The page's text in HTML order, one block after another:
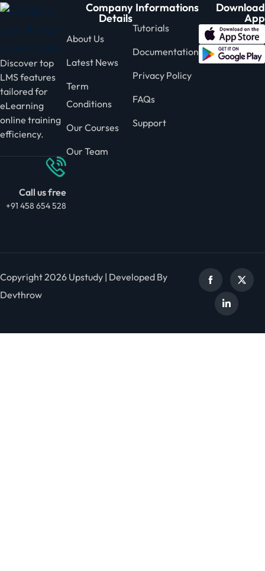
Discover top
LMS features
tailored for
eLearning
online training
efficiency.
Call us free
+91 458 654 528
Company
Details
About Us
Latest News
Term
Conditions
Our Courses
Our Team
Informations
Tutorials
Documentation
Privacy Policy
FAQs
Support
Download
App
Copyright 2026 Upstudy | Developed By
Devthrow